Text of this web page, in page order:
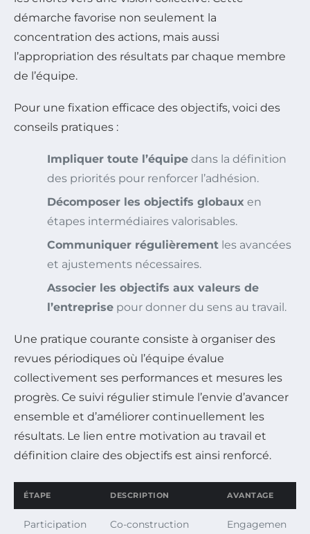
démarche favorise non seulement la
concentration des actions, mais aussi
l’appropriation des résultats par chaque membre
de l’équipe.
Pour une fixation efficace des objectifs, voici des
conseils pratiques :
Impliquer toute l’équipe dans la définition
des priorités pour renforcer l’adhésion.
Décomposer les objectifs globaux en
étapes intermédiaires valorisables.
Communiquer régulièrement les avancées
et ajustements nécessaires.
Associer les objectifs aux valeurs de
l’entreprise pour donner du sens au travail.
Une pratique courante consiste à organiser des
revues périodiques où l’équipe évalue
collectivement ses performances et mesures les
progrès. Ce suivi régulier stimule l’envie d’avancer
ensemble et d’améliorer continuellement les
résultats. Le lien entre motivation au travail et
définition claire des objectifs est ainsi renforcé.
ÉTAPE DESCRIPTION AVANTAGE
Participation
Co-construction
Engagemen